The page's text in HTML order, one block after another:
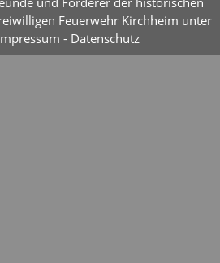
Feuerwehr Kirchheim unter
- Datenschutz